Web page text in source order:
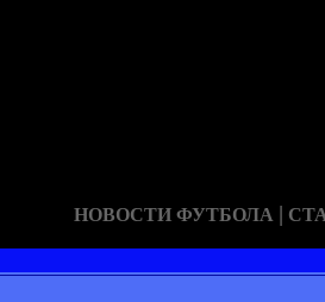
НОВОСТИ ФУТБОЛА |